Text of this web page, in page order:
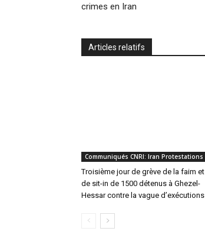
crimes en Iran
Articles relatifs
Communiqués CNRI: Iran Protestations
Troisième jour de grève de la faim et
de sit-in de 1500 détenus à Ghezel-
Hessar contre la vague d’exécutions